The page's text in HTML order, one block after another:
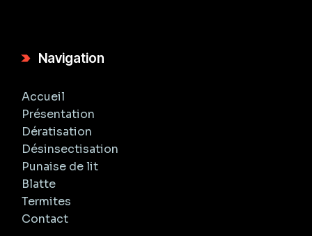
Navigation
Accueil
Présentation
Dératisation
Désinsectisation
Punaise de lit
Blatte
Termites
Contact